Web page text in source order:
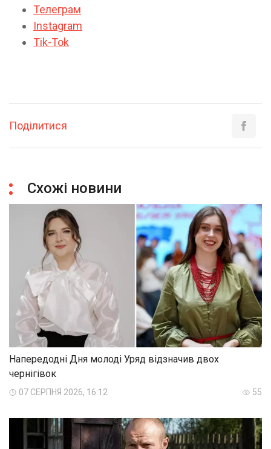
Телеграм
Instagram
Tik-Tok
Поділитися
Схожі новини
Напередодні Дня молоді Уряд відзначив двох
чернігівок
07 СЕРПНЯ 2026, 16:12 55